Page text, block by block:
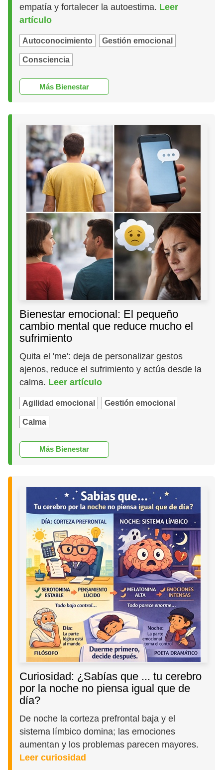
empatía y fortalecer la autoestima. Leer
artículo
Autoconocimiento Gestión emocional
Consciencia
Más Bienestar
Bienestar emocional: El pequeño
cambio mental que reduce mucho el
sufrimiento
Quita el 'me': deja de personalizar gestos
ajenos, reduce el sufrimiento y actúa desde la
calma. Leer artículo
Agilidad emocional Gestión emocional
Calma
Más Bienestar
Curiosidad: ¿Sabías que ... tu cerebro
por la noche no piensa igual que de
día?
De noche la corteza prefrontal baja y el
sistema límbico domina; las emociones
aumentan y los problemas parecen mayores.
Leer curiosidad